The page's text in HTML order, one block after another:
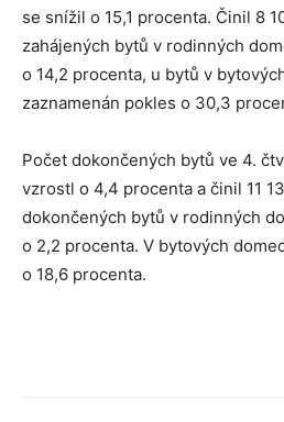
se snížil o 15,1 procenta. Činil 8
zahájených bytů v rodinných
o 14,2 procenta, u bytů v
zaznamenán pokles o 30,3
Počet dokončených bytů ve 4.
vzrostl o 4,4 procenta a činil 11
dokončených bytů v rodinných
o 2,2 procenta. V bytových
o 18,6 procenta.